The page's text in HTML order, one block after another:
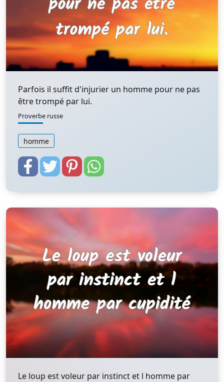
Parfois il suffit d'injurier un homme pour ne pas
être trompé par lui.
Proverbe russe
homme
Le loup est voleur par instinct et l homme par